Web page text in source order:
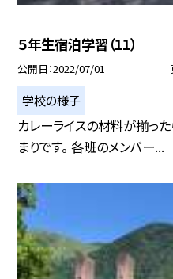
５年生宿泊学習（11）
公開日 2022/07/01
学校の様子
カレーライスの材料が揃っ
まりです。 各班のメンバー...